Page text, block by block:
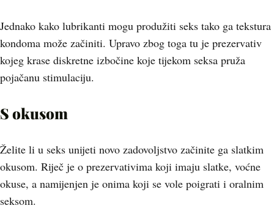
Jednako kako lubrikanti mogu produžiti seks tako ga tekstura
kondoma može začiniti. Upravo zbog toga tu je prezervativ
kojeg krase diskretne izbočine koje tijekom seksa pruža
pojačanu stimulaciju.
S okusom
Želite li u seks unijeti novo zadovoljstvo začinite ga slatkim
okusom. Riječ je o prezervativima koji imaju slatke, voćne
okuse, a namijenjen je onima koji se vole poigrati i oralnim
seksom.